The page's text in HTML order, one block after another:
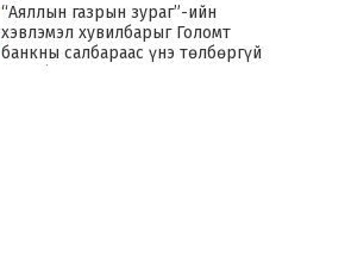
“Аяллын газрын зураг”-ийн
хэвлэмэл хувилбарыг Голомт
банкны салбараас үнэ төлбөргүй